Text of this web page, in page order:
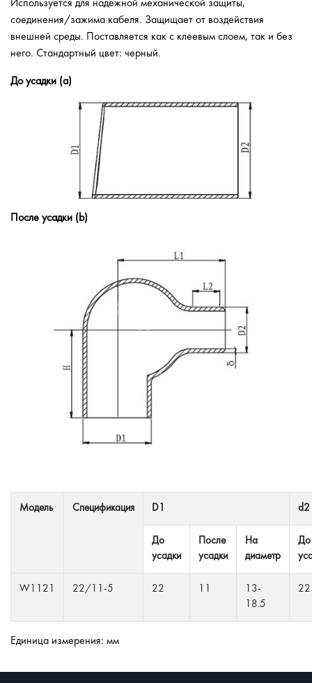
Используется для надежной механической защиты,
соединения/зажима кабеля. Защищает от воздействия
внешней среды. Поставляется как с клеевым слоем, так и без
него. Стандартный цвет: черный.
До усадки (а)
После усадки (b)
Модель Спецификация D1 d2
До
усадки
После
усадки
На
диаметр
До
W1121 22/11-5 22
13-
18.5
22
Единица измерения: мм